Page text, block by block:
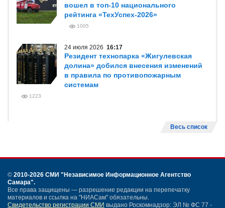
вошел в топ-10 национального
рейтинга «ТехУспех-2026»
1005
24 июля 2026 16:17
Резидент технопарка «Жигулевская
долина» добился внесения изменений
в правила по противопожарным
системам
1223
Весь список
© 2010-2026 СМИ "Независимое Информационное Агентство
Самара".
Все права защищены — разрешение редакции на перепечатку
материалов и ссылка на "НИАСам" обязательны.
Свидетельство регистрации СМИ выдано Роскомнадзор: ЭЛ № ФС 77 -